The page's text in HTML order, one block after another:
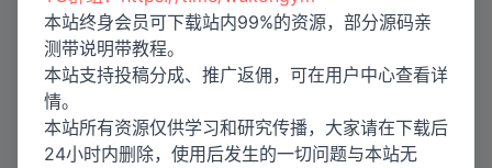
本站终身会员可下载站内99%的资源，部分源码亲
测带说明带教程。
本站支持投稿分成、推广返佣，可在用户中心查看详
情。
本站所有资源仅供学习和研究传播，大家请在下载后
24小时内删除，使用后发生的一切问题与本站无
易+秒合约交易+C2C交易+新币认
购+理财/前端uniapp纯源码+后端
php